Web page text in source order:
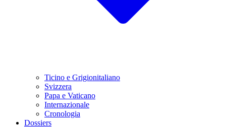
Ticino e Grigionitaliano
Svizzera
Papa e Vaticano
Internazionale
Cronologia
Dossiers